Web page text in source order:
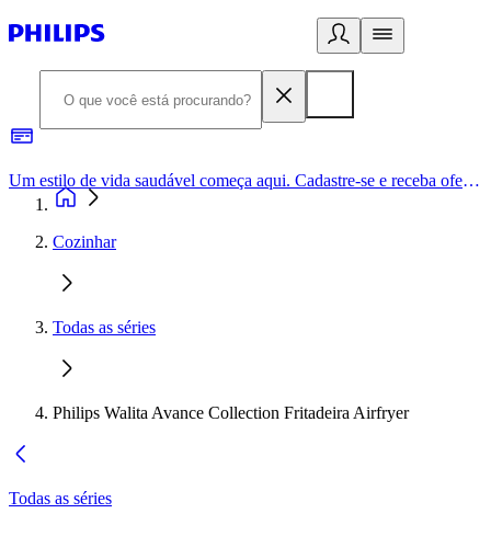
Um estilo de vida saudável começa aqui. Cadastre-se e receba ofertas exclusivas.
Cozinhar
Todas as séries
Philips Walita Avance Collection Fritadeira Airfryer
Todas as séries